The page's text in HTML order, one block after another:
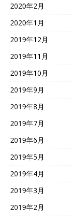
2020年2月
2020年1月
2019年12月
2019年11月
2019年10月
2019年9月
2019年8月
2019年7月
2019年6月
2019年5月
2019年4月
2019年3月
2019年2月